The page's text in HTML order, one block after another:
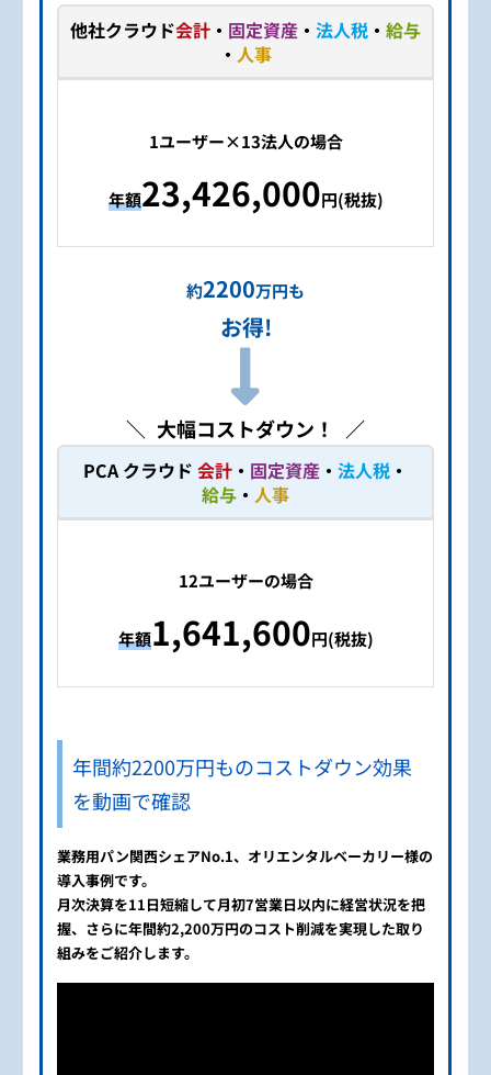
他社クラウド会計 ・ 固定資産 ・ 法人税 ・ 給与
・ 人事
1ユーザー×13法人の場合
年額23,426,000円(税抜)
約2200万円も
お得!
大幅コストダウン！
PCA クラウド ​ 会計 ・ 固定資産 ・ 法人税 ・
給与 ・ 人事
12ユーザーの場合​
年額1,641,600円(税抜)
年間約2200万円ものコストダウン効果
を動画で確認
業務用パン関西シェアNo.1、オリエンタルベーカリー様の
導入事例です。
月次決算を11日短縮して月初7営業日以内に経営状況を把
握、さらに年間約2,200万円のコスト削減を実現した取り
組みをご紹介します。